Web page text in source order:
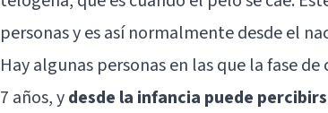
personas y es así normalmente desde el
Hay algunas personas en las que la fase
7 años, ydesde la infancia puede